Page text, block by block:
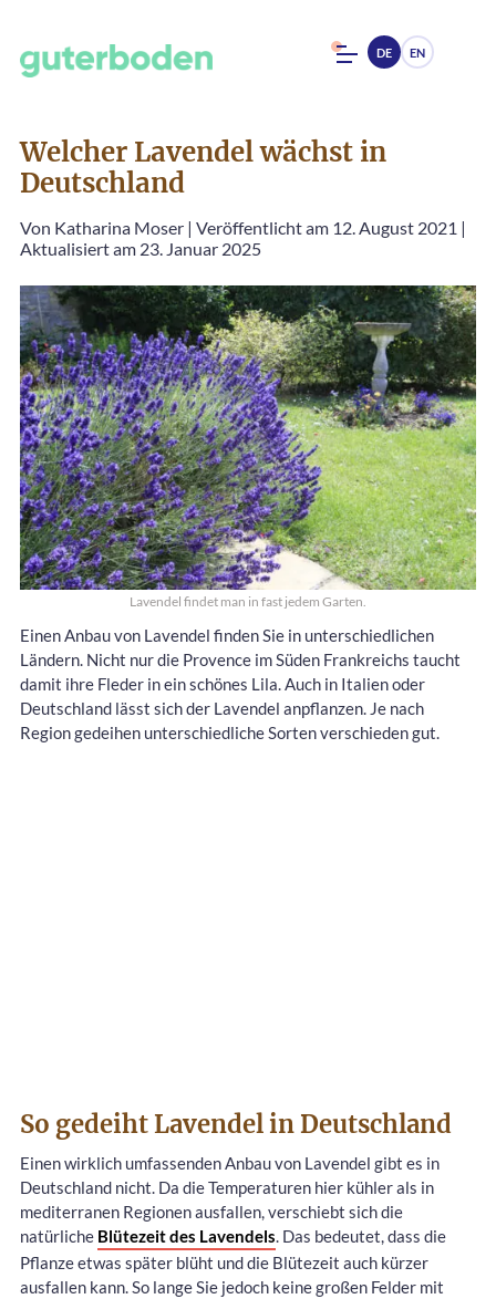
DE EN
Welcher Lavendel wächst in
Deutschland
Von Katharina Moser | Veröffentlicht am 12. August 2021 |
Aktualisiert am 23. Januar 2025
Lavendel findet man in fast jedem Garten.
Einen Anbau von Lavendel finden Sie in unterschiedlichen
Ländern. Nicht nur die Provence im Süden Frankreichs taucht
damit ihre Fleder in ein schönes Lila. Auch in Italien oder
Deutschland lässt sich der Lavendel anpflanzen. Je nach
Region gedeihen unterschiedliche Sorten verschieden gut.
So gedeiht Lavendel in Deutschland
Einen wirklich umfassenden Anbau von Lavendel gibt es in
Deutschland nicht. Da die Temperaturen hier kühler als in
mediterranen Regionen ausfallen, verschiebt sich die
natürliche Blütezeit des Lavendels . Das bedeutet, dass die
Pflanze etwas später blüht und die Blütezeit auch kürzer
ausfallen kann. So lange Sie jedoch keine großen Felder mit